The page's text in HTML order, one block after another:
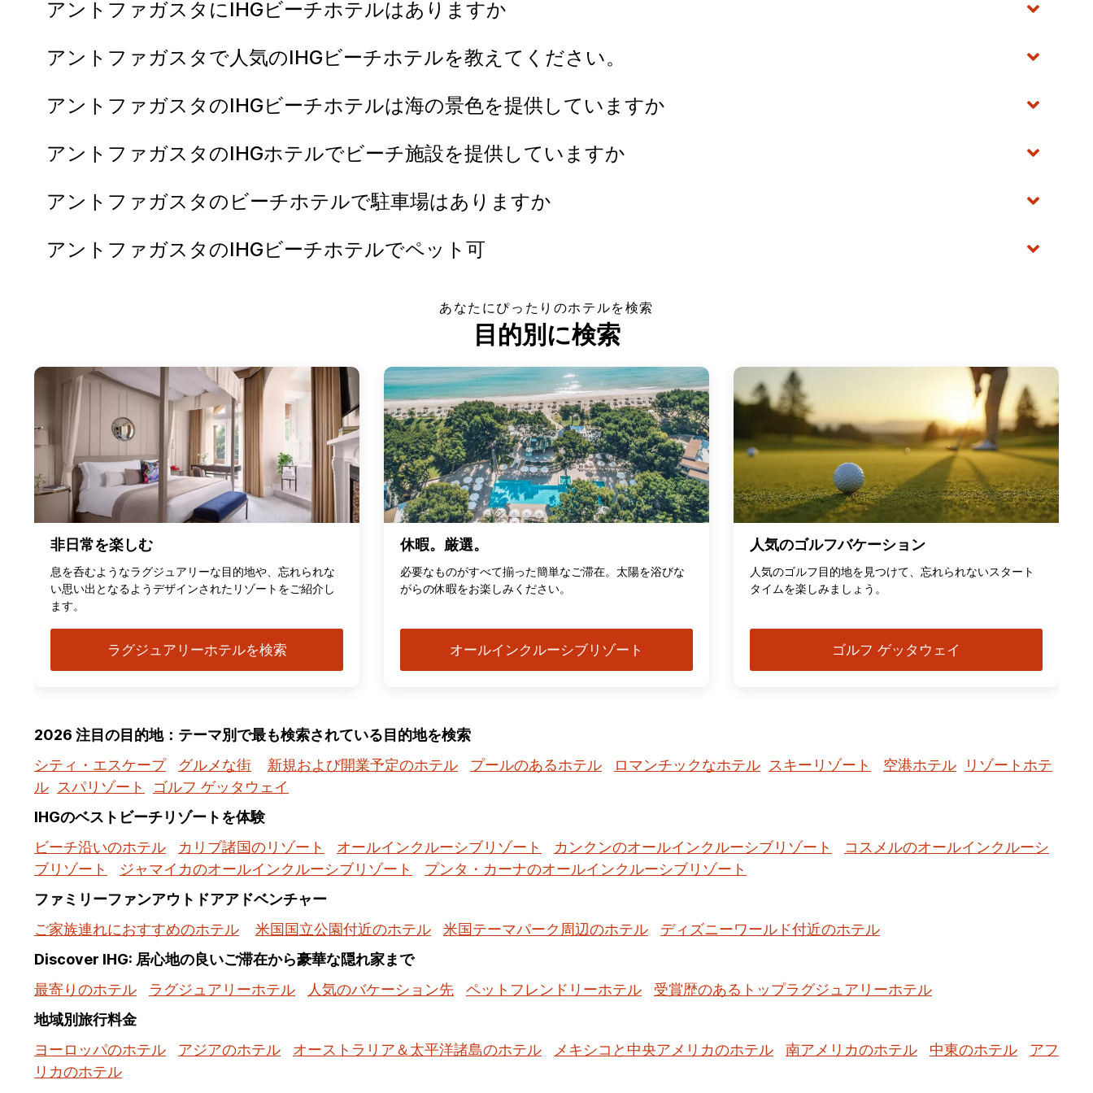
アントファガスタにIHGビーチホテルはありますか
アントファガスタで人気のIHGビーチホテルを教えてください。
アントファガスタのIHGビーチホテルは海の景色を提供していますか
アントファガスタのIHGホテルでビーチ施設を提供していますか
アントファガスタのビーチホテルで駐車場はありますか
アントファガスタのIHGビーチホテルでペット可
あなたにぴったりのホテルを検索
目的別に検索
非日常を楽しむ
息を呑むようなラグジュアリーな目的地や、忘れられな
い思い出となるようデザインされたリゾートをご紹介し
ます。
ラグジュアリーホテルを検索
休暇。厳選。
必要なものがすべて揃った簡単なご滞在。太陽を浴びな
がらの休暇をお楽しみください。
オールインクルーシブリゾート
人気のゴルフバケーション
人気のゴルフ目的地を見つけて、忘れられないスタート
タイムを楽しみましょう。
ゴルフ ゲッタウェイ
2026 注目の目的地：テーマ別で最も検索されている目的地を検索
シティ・エスケープ
グルメな街 新規および開業予定のホテル プールのあるホテル ロマンチックなホテル スキーリゾート 空港ホテル
リゾートホテ
ル スパリゾート
ゴルフ ゲッタウェイ
IHGのベストビーチリゾートを体験
ビーチ沿いのホテル
カリブ諸国のリゾート オールインクルーシブリゾート カンクンのオールインクルーシブリゾート
コスメルのオールインクルーシ
ブリゾート
ジャマイカのオールインクルーシブリゾート
プンタ・カーナのオールインクルーシブリゾート
ファミリーファンアウトドアアドベンチャー
ご家族連れにおすすめのホテル
米国国立公園付近のホテル 米国テーマパーク周辺のホテル
ディズニーワールド付近のホテル
Discover IHG: 居心地の良いご滞在から豪華な隠れ家まで
最寄りのホテル
ラグジュアリーホテル 人気のバケーション先 ペットフレンドリーホテル
受賞歴のあるトップラグジュアリーホテル
地域別旅行料金
ヨーロッパのホテル
アジアのホテル オーストラリア＆太平洋諸島のホテル メキシコと中央アメリカのホテル 南アメリカのホテル 中東のホテル
アフ
リカのホテル